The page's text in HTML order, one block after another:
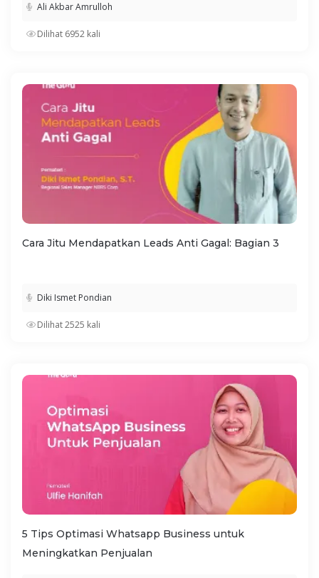
Ali Akbar Amrulloh
Dilihat 6952 kali
Cara Jitu Mendapatkan Leads Anti Gagal: Bagian 3
Diki Ismet Pondian
Dilihat 2525 kali
5 Tips Optimasi Whatsapp Business untuk
Meningkatkan Penjualan